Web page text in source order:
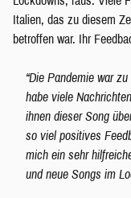
Italien, das zu diesem
betroffen war. Ihr
“Die Pandemie war
habe viele
ihnen dieser Song
so viel positives
mich ein sehr
und neue Songs im